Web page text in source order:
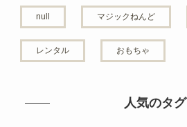
null マジックねんど
レンタル おもちゃ
人気のタグ